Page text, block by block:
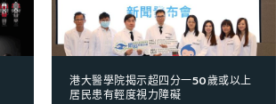
港大醫學院揭示超四分一50歲或以上
居民患有輕度視力障礙